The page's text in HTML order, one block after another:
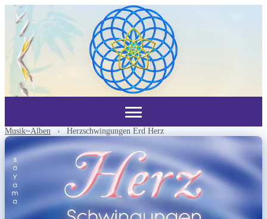
Musik~Alben › Herzschwingungen Erd Herz